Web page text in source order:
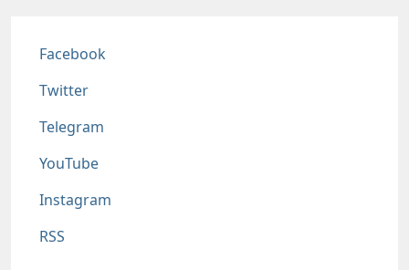
Соц сети
Facebook
Twitter
Telegram
YouTube
Instagram
RSS